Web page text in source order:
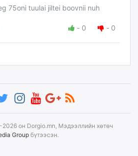
75oni tuulai jiltei boovnii nuh
- 0 - 0
он Dorgio.mn, Мэдээллийн хөтөч
Group бүтээсэн.